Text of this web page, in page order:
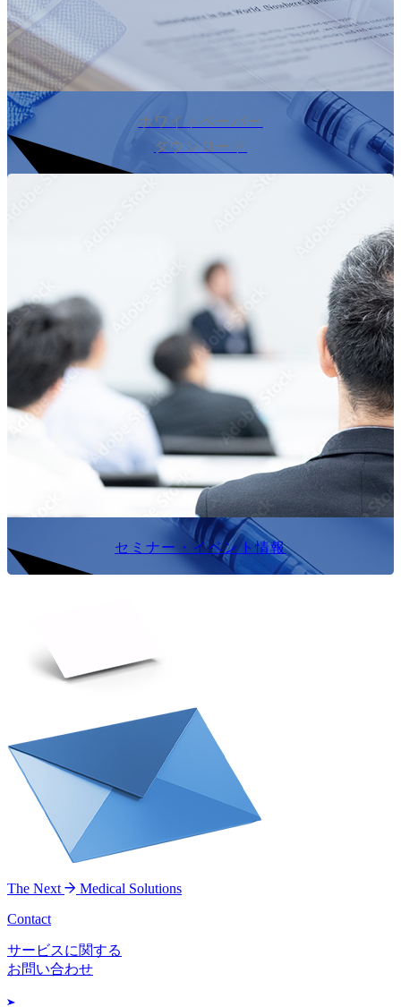
ホワイトペーパー
ダウンロード
セミナー・イベント情報
The Next
Medical Solutions
Contact
サービスに関する
お問い合わせ